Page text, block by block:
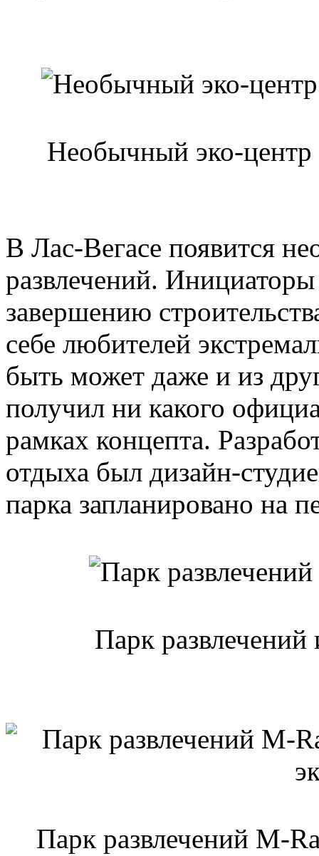
Необычный эко-центр
В Лас-Вегасе появится
развлечений.
завершению
себе любителей
быть может даже и из
получил ни какого
рамках концепта.
отдыха был дизайн-
парка запланировано на
Парк развлечений
Парк развлечений M-